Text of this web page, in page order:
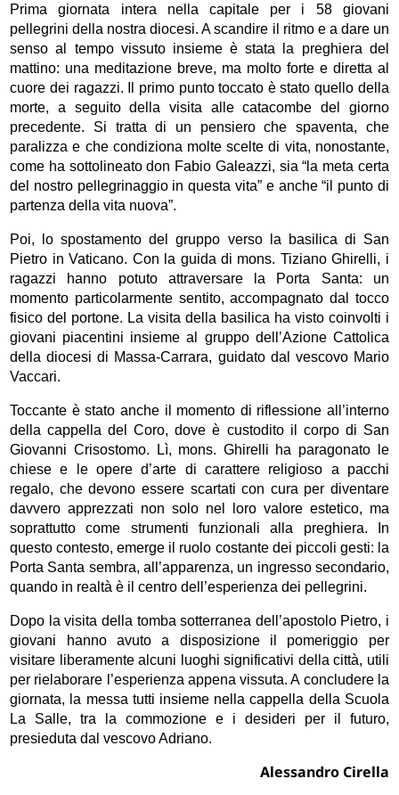
Prima giornata intera nella capitale per i 58 giovani
pellegrini della nostra diocesi. A scandire il ritmo e a dare un
senso al tempo vissuto insieme è stata la preghiera del
mattino: una meditazione breve, ma molto forte e diretta al
cuore dei ragazzi. Il primo punto toccato è stato quello della
morte, a seguito della visita alle catacombe del giorno
precedente. Si tratta di un pensiero che spaventa, che
paralizza e che condiziona molte scelte di vita, nonostante,
come ha sottolineato don Fabio Galeazzi, sia “la meta certa
del nostro pellegrinaggio in questa vita” e anche “il punto di
partenza della vita nuova”.
Poi, lo spostamento del gruppo verso la basilica di San
Pietro in Vaticano. Con la guida di mons. Tiziano Ghirelli, i
ragazzi hanno potuto attraversare la Porta Santa: un
momento particolarmente sentito, accompagnato dal tocco
fisico del portone. La visita della basilica ha visto coinvolti i
giovani piacentini insieme al gruppo dell’Azione Cattolica
della diocesi di Massa-Carrara, guidato dal vescovo Mario
Vaccari.
Toccante è stato anche il momento di riflessione all’interno
della cappella del Coro, dove è custodito il corpo di San
Giovanni Crisostomo. Lì, mons. Ghirelli ha paragonato le
chiese e le opere d’arte di carattere religioso a pacchi
regalo, che devono essere scartati con cura per diventare
davvero apprezzati non solo nel loro valore estetico, ma
soprattutto come strumenti funzionali alla preghiera. In
questo contesto, emerge il ruolo costante dei piccoli gesti: la
Porta Santa sembra, all’apparenza, un ingresso secondario,
quando in realtà è il centro dell’esperienza dei pellegrini.
Dopo la visita della tomba sotterranea dell’apostolo Pietro, i
giovani hanno avuto a disposizione il pomeriggio per
visitare liberamente alcuni luoghi significativi della città, utili
per rielaborare l’esperienza appena vissuta. A concludere la
giornata, la messa tutti insieme nella cappella della Scuola
La Salle, tra la commozione e i desideri per il futuro,
presieduta dal vescovo Adriano.
Alessandro Cirella